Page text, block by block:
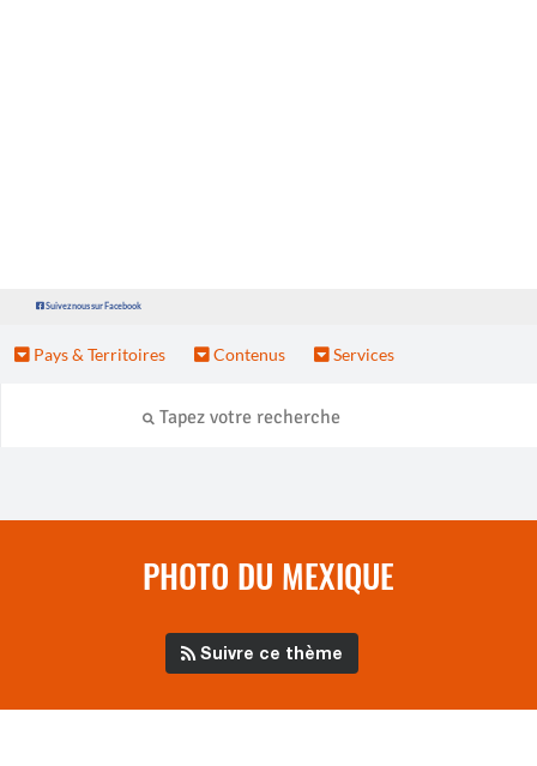
Suivez nous sur Facebook
Pays & Territoires Contenus Services
PHOTO DU MEXIQUE
Suivre ce thème